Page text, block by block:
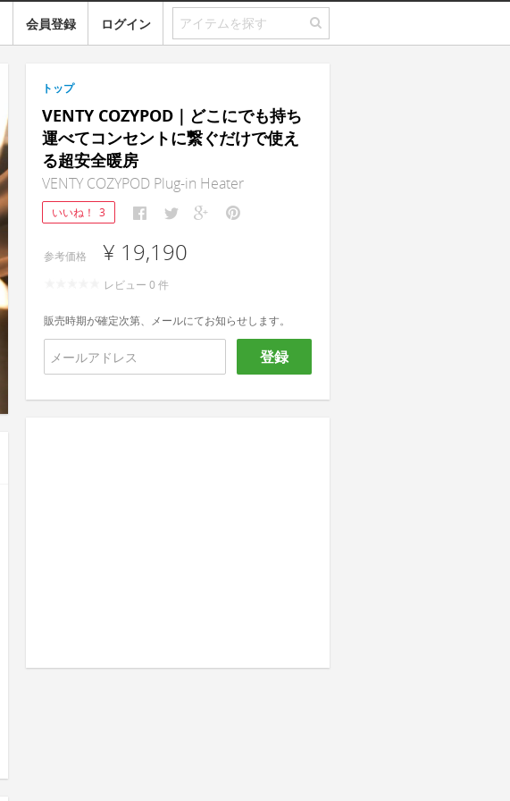
会員登録 ログイン
トップ
VENTY COZYPOD｜どこにでも持ち
運べてコンセントに繋ぐだけで使え
る超安全暖房
VENTY COZYPOD Plug-in Heater
いいね！ 3
参考価格 ¥ 19,190
レビュー 0 件
販売時期が確定次第、メールにてお知らせします。
登録